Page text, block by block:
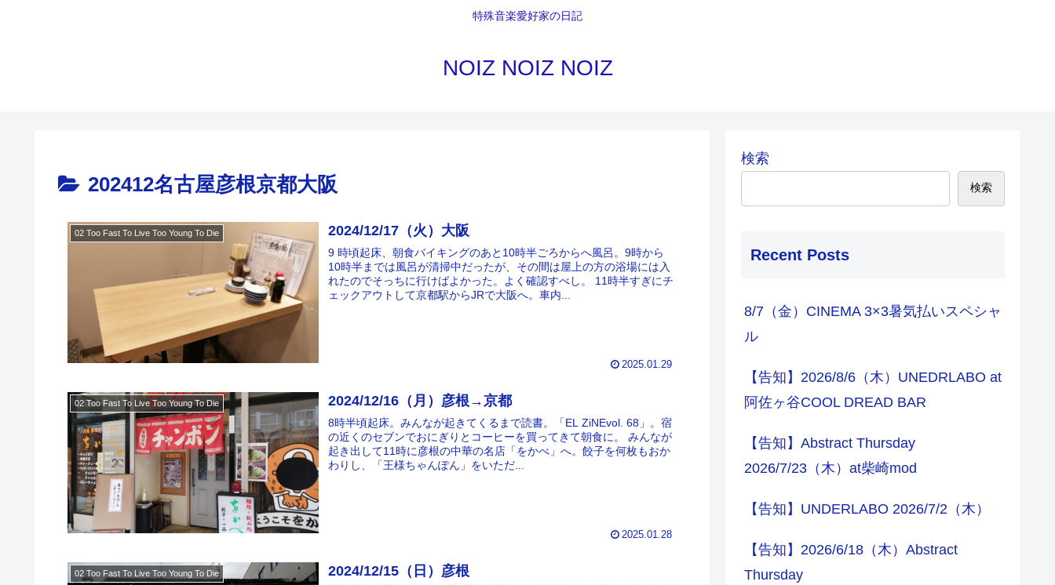
特殊音楽愛好家の日記
NOIZ NOIZ NOIZ
202412名古屋彦根京都大阪
02 Too Fast To Live Too Young To Die 2024/12/17（火）大阪
9 時頃起床、朝食バイキングのあと10時半ごろからへ風呂。9時から
10時半までは風呂が清掃中だったが、その間は屋上の方の浴場には入
れたのでそっちに行けばよかった。よく確認すべし。 11時半すぎにチ
ェックアウトして京都駅からJRで大阪へ。車内...
2025.01.29
02 Too Fast To Live Too Young To Die 2024/12/16（月）彦根→京都
8時半頃起床。みんなが起きてくるまで読書。「EL ZiNEvol. 68」。宿
の近くのセブンでおにぎりとコーヒーを買ってきて朝食に。 みんなが
起き出して11時に彦根の中華の名店「をかべ」へ。餃子を何枚もおか
わりし、「王様ちゃんぽん」をいただ...
2025.01.28
02 Too Fast To Live Too Young To Die 2024/12/15（日）彦根
検索
検索
Recent Posts
8/7（金）CINEMA 3×3暑気払いスペシャ
ル
【告知】2026/8/6（木）UNEDRLABO at
阿佐ヶ谷COOL DREAD BAR
【告知】Abstract Thursday
2026/7/23（木）at柴崎mod
【告知】UNDERLABO 2026/7/2（木）
【告知】2026/6/18（木）Abstract
Thursday